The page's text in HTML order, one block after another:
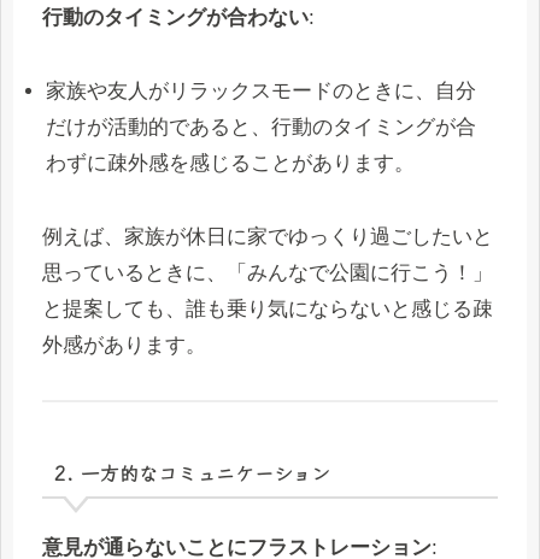
行動のタイミングが合わない:
家族や友人がリラックスモードのときに、自分
だけが活動的であると、行動のタイミングが合
わずに疎外感を感じることがあります。
例えば、家族が休日に家でゆっくり過ごしたいと
思っているときに、「みんなで公園に行こう！」
と提案しても、誰も乗り気にならないと感じる疎
外感があります。
2. 一方的なコミュニケーション
意見が通らないことにフラストレーション: